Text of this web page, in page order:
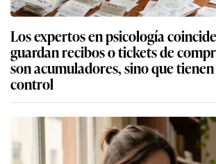
Los expertos en psicología
guardan recibos o tickets de
son acumuladores, sino que
control